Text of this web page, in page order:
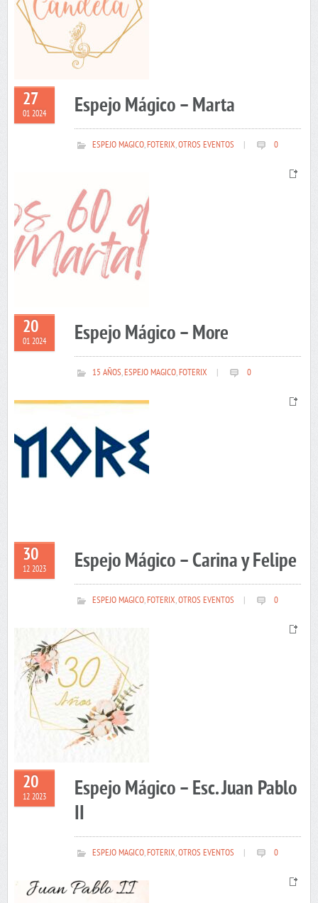
27
01 2024 Espejo Mágico – Marta
ESPEJO MAGICO,FOTERIX,OTROS EVENTOS 0
20
01 2024 Espejo Mágico – More
15 AÑOS,ESPEJO MAGICO,FOTERIX 0
30
12 2023 Espejo Mágico – Carina y Felipe
ESPEJO MAGICO,FOTERIX,OTROS EVENTOS 0
20
12 2023
Espejo Mágico – Esc. Juan Pablo
II
ESPEJO MAGICO,FOTERIX,OTROS EVENTOS 0